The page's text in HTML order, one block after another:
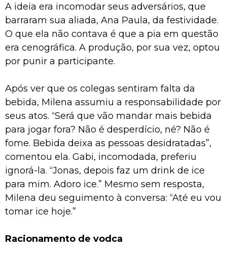
A ideia era incomodar seus adversários, que
barraram sua aliada, Ana Paula, da festividade.
O que ela não contava é que a pia em questão
era cenográfica. A produção, por sua vez, optou
por punir a participante.
Após ver que os colegas sentiram falta da
bebida, Milena assumiu a responsabilidade por
seus atos. “Será que vão mandar mais bebida
para jogar fora? Não é desperdício, né? Não é
fome. Bebida deixa as pessoas desidratadas”,
comentou ela. Gabi, incomodada, preferiu
ignorá-la. “Jonas, depois faz um drink de ice
para mim. Adoro ice.” Mesmo sem resposta,
Milena deu seguimento à conversa: “Até eu vou
tomar ice hoje.”
Racionamento de vodca